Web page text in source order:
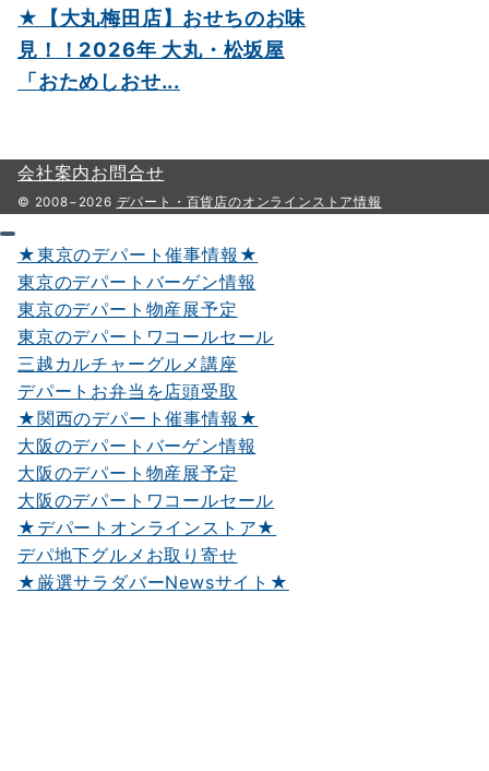
★【大丸梅田店】おせちのお味
見！！2026年 大丸・松坂屋
「おためしおせ...
会社案内お問合せ
© 2008−2026 デパート・百貨店のオンラインストア情報
★東京のデパート催事情報★
東京のデパートバーゲン情報
東京のデパート物産展予定
東京のデパートワコールセール
三越カルチャーグルメ講座
デパートお弁当を店頭受取
★関西のデパート催事情報★
大阪のデパートバーゲン情報
大阪のデパート物産展予定
大阪のデパートワコールセール
★デパートオンラインストア★
デパ地下グルメお取り寄せ
★厳選サラダバーNewsサイト★